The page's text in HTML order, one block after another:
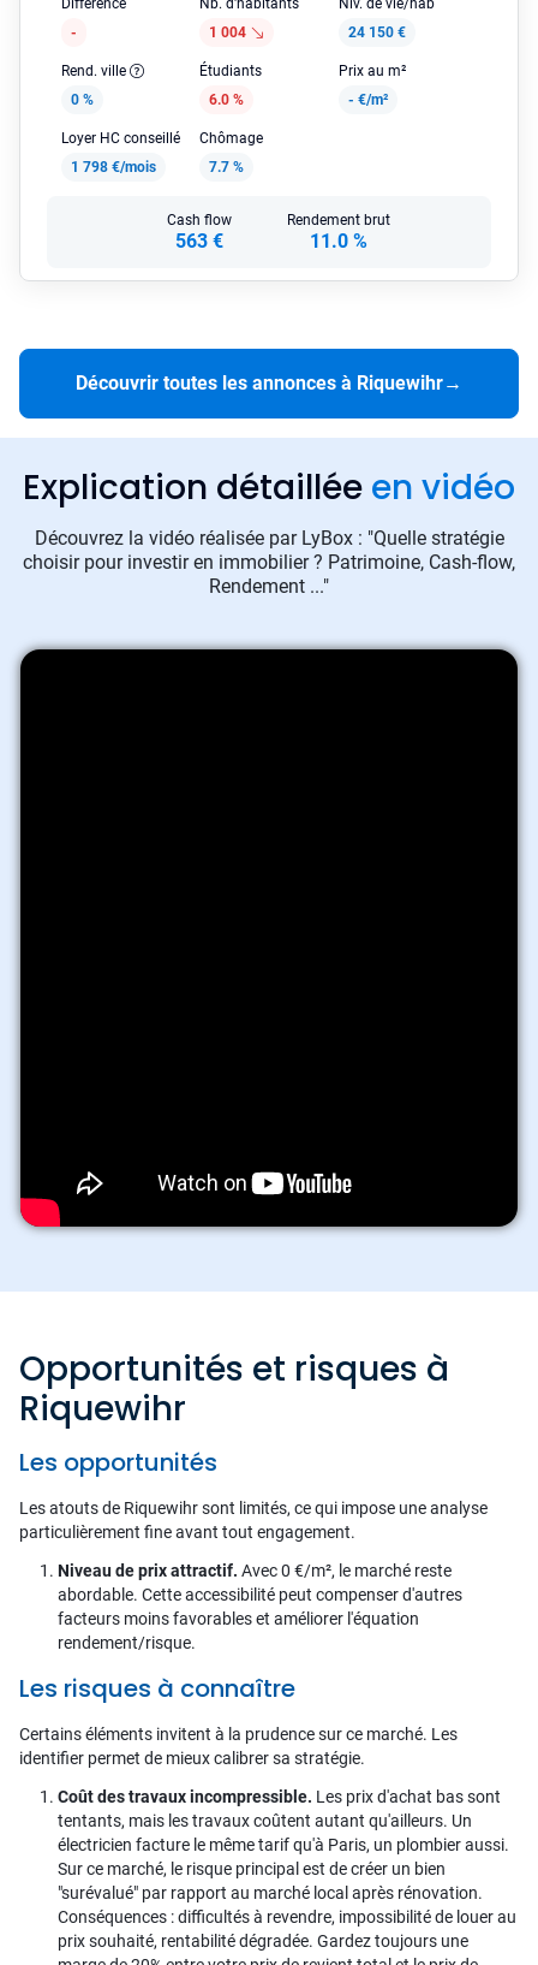
Différence
-
Nb. d'habitants
1 004
Niv. de vie/hab
24 150 €
Rend. ville
0 %
Étudiants
6.0 %
Prix au m²
- €/m²
Loyer HC conseillé
1 798 €/mois
Chômage
7.7 %
Cash flow
563 €
Rendement brut
11.0 %
Découvrir toutes les annonces à Riquewihr→
Explication détaillée en vidéo
Découvrez la vidéo réalisée par LyBox : "Quelle stratégie
choisir pour investir en immobilier ? Patrimoine, Cash-flow,
Rendement ..."
Opportunités et risques à
Riquewihr
Les opportunités
Les atouts de Riquewihr sont limités, ce qui impose une analyse
particulièrement fine avant tout engagement.
Niveau de prix attractif. Avec 0 €/m², le marché reste
abordable. Cette accessibilité peut compenser d'autres
facteurs moins favorables et améliorer l'équation
rendement/risque.
Les risques à connaître
Certains éléments invitent à la prudence sur ce marché. Les
identifier permet de mieux calibrer sa stratégie.
Coût des travaux incompressible. Les prix d'achat bas sont
tentants, mais les travaux coûtent autant qu'ailleurs. Un
électricien facture le même tarif qu'à Paris, un plombier aussi.
Sur ce marché, le risque principal est de créer un bien
"surévalué" par rapport au marché local après rénovation.
Conséquences : difficultés à revendre, impossibilité de louer au
prix souhaité, rentabilité dégradée. Gardez toujours une